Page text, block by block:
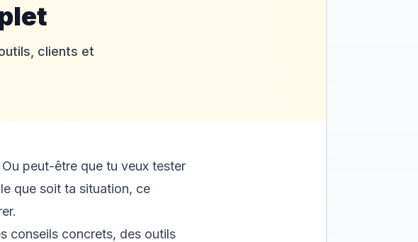
clients et
peut-être que tu veux tester
que soit ta situation, ce
conseils concrets, des outils